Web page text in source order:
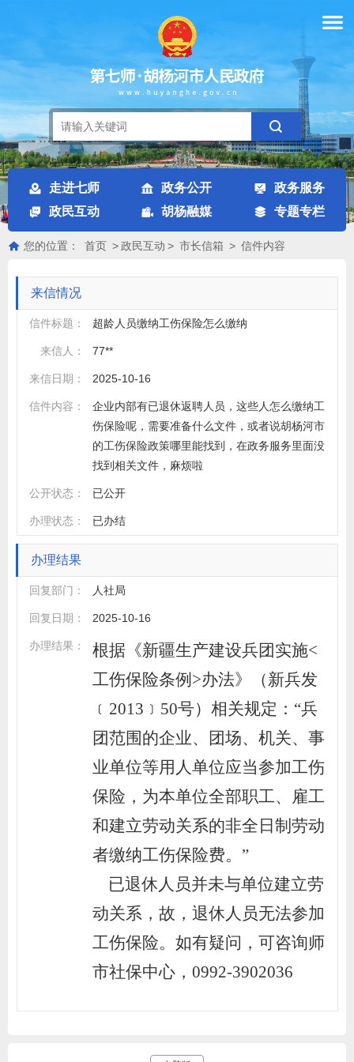
走进七师 政务公开
政务服务
政民互动
胡杨融媒 专题专栏
您的位置： 首页 >政民互动 > 市长信箱 > 信件内容
来信情况
信件标题： 超龄人员缴纳工伤保险怎么缴纳
来信人： 77**
来信日期： 2025-10-16
信件内容：
企业内部有已退休返聘人员，这些人怎么缴纳工
伤保险呢，需要准备什么文件，或者说胡杨河市
的工伤保险政策哪里能找到，在政务服务里面没
找到相关文件，麻烦啦
公开状态： 已公开
办理状态： 已办结
办理结果
回复部门： 人社局
回复日期： 2025-10-16
办理结果：
根据《新疆生产建设兵团实施<
工伤保险条例>办法》（新兵发
﹝2013﹞50号）相关规定：“兵
团范围的企业、团场、机关、事
业单位等用人单位应当参加工伤
保险，为本单位全部职工、雇工
和建立劳动关系的非全日制劳动
者缴纳工伤保险费。”
已退休人员并未与单位建立劳
动关系，故，退休人员无法参加
工伤保险。如有疑问，可咨询师
市社保中心，0992-3902036